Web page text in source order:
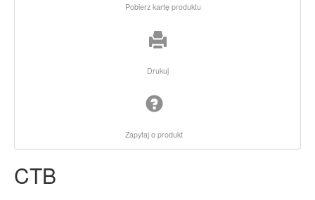
Pobierz kartę produktu
Drukuj
Zapytaj o produkt
CTB